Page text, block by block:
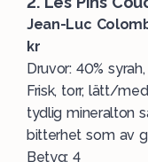
Jean-Luc
kr
Druvor: 40%
Frisk, torr, lätt/
tydlig mineralton
bitterhet som av
Betyg: 4